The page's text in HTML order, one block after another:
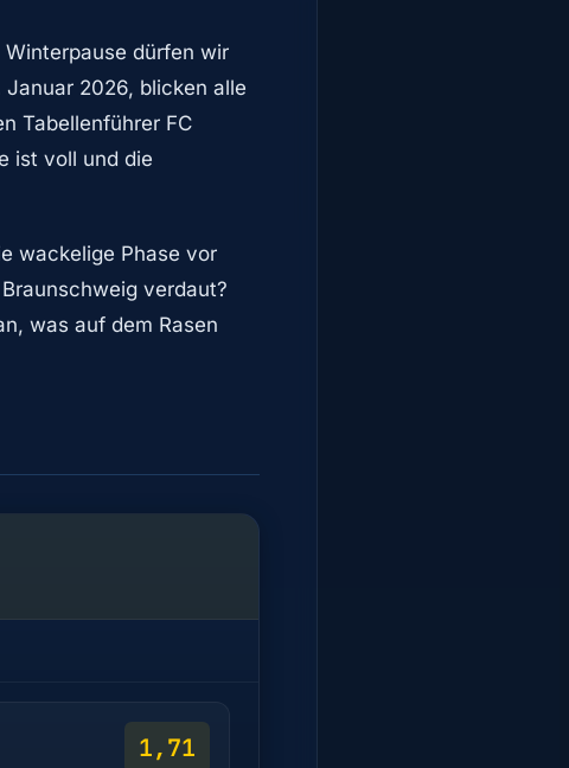
dürfen wir
2026, blicken alle
Tabellenführer FC
ist voll und die
wackelige Phase vor
verdaut?
was auf dem Rasen
1,71